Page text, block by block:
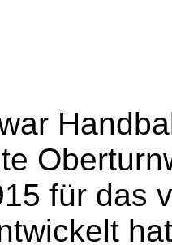
für das